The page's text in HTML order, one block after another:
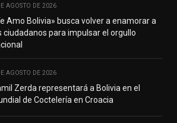
AGOSTO DE 2026
Amo Bolivia» busca volver a enamorar a
ciudadanos para impulsar el orgullo
AGOSTO DE 2026
Zerda representará a Bolivia en el
de Coctelería en Croacia